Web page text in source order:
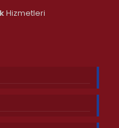
Hizmetleri